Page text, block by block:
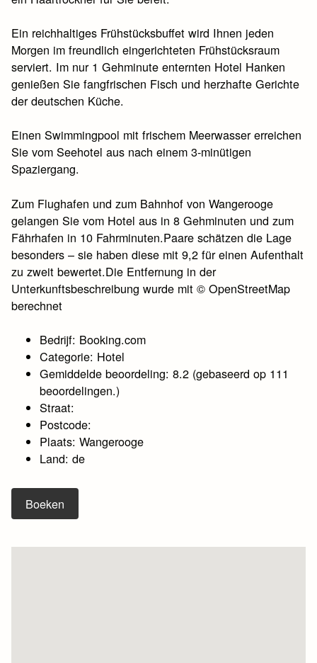
Ein reichhaltiges Frühstücksbuffet wird Ihnen jeden
Morgen im freundlich eingerichteten Frühstücksraum
serviert. Im nur 1 Gehminute enternten Hotel Hanken
genießen Sie fangfrischen Fisch und herzhafte Gerichte
der deutschen Küche.
Einen Swimmingpool mit frischem Meerwasser erreichen
Sie vom Seehotel aus nach einem 3-minütigen
Spaziergang.
Zum Flughafen und zum Bahnhof von Wangerooge
gelangen Sie vom Hotel aus in 8 Gehminuten und zum
Fährhafen in 10 Fahrminuten.Paare schätzen die Lage
besonders – sie haben diese mit 9,2 für einen Aufenthalt
zu zweit bewertet.Die Entfernung in der
Unterkunftsbeschreibung wurde mit © OpenStreetMap
berechnet
Bedrijf: Booking.com
Categorie: Hotel
Gemiddelde beoordeling: 8.2 (gebaseerd op 111
beoordelingen.)
Straat:
Postcode:
Plaats: Wangerooge
Land: de
Boeken